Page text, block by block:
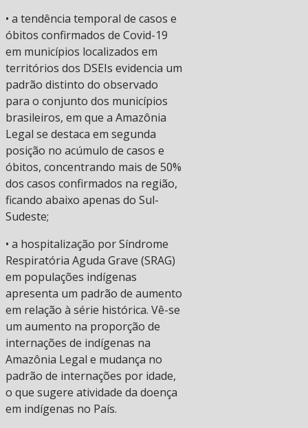
• a tendência temporal de casos e
óbitos confirmados de Covid-19
em municípios localizados em
territórios dos DSEIs evidencia um
padrão distinto do observado
para o conjunto dos municípios
brasileiros, em que a Amazônia
Legal se destaca em segunda
posição no acúmulo de casos e
óbitos, concentrando mais de 50%
dos casos confirmados na região,
ficando abaixo apenas do Sul-
Sudeste;
• a hospitalização por Síndrome
Respiratória Aguda Grave (SRAG)
em populações indígenas
apresenta um padrão de aumento
em relação à série histórica. Vê-se
um aumento na proporção de
internações de indígenas na
Amazônia Legal e mudança no
padrão de internações por idade,
o que sugere atividade da doença
em indígenas no País.